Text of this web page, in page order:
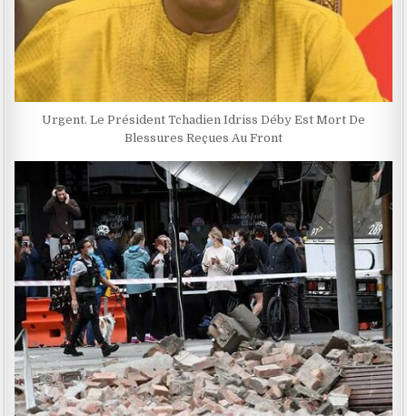
Urgent. Le Président Tchadien Idriss Déby Est Mort De
Blessures Reçues Au Front